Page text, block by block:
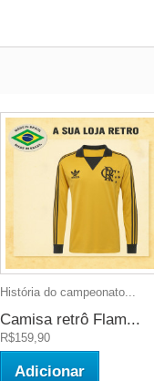
História do campeonato...
Camisa retrô Flam...
R$159,90
Adicionar